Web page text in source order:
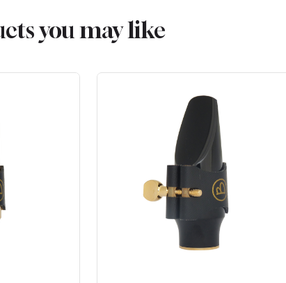
you may like